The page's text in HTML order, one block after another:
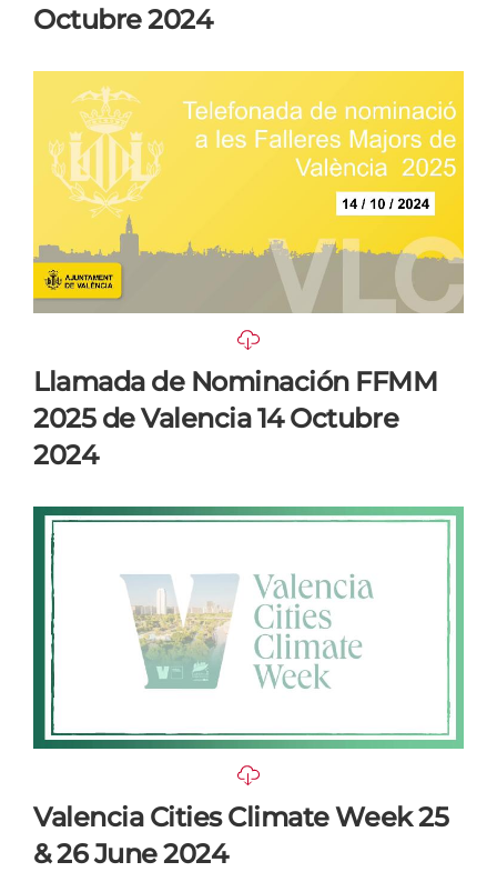
Octubre 2024
Llamada de Nominación FFMM
2025 de Valencia 14 Octubre
2024
Valencia Cities Climate Week 25
& 26 June 2024